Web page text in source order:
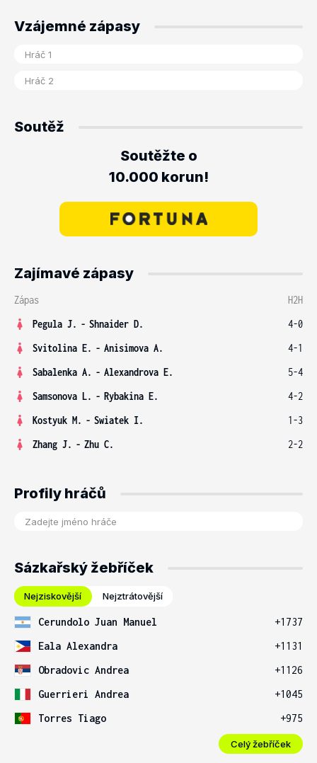
Vzájemné zápasy
Soutěž
Soutěžte o
10.000 korun!
Zajímavé zápasy
Zápas
H2H
Pegula J. - Shnaider D.
4-0
Svitolina E. - Anisimova A.
4-1
Sabalenka A. - Alexandrova E.
5-4
Samsonova L. - Rybakina E.
4-2
Kostyuk M. - Swiatek I.
1-3
Zhang J. - Zhu C. 2-2
Profily hráčů
Sázkařský žebříček
Nejziskovější Nejztrátovější
Cerundolo Juan Manuel
+1737
Eala Alexandra
+1131
Obradovic Andrea
+1126
Guerrieri Andrea
+1045
Torres Tiago
+975
Celý žebříček